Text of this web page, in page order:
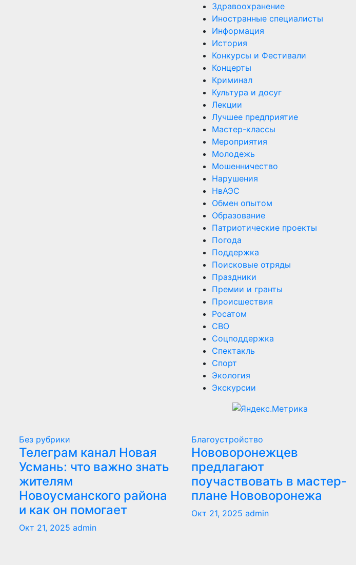
Здравоохранение
Иностранные специалисты
Информация
История
Конкурсы и Фестивали
Концерты
Криминал
Культура и досуг
Лекции
Лучшее предприятие
Мастер-классы
Мероприятия
Молодежь
Мошенничество
Нарушения
НвАЭС
Обмен опытом
Образование
Патриотические проекты
Погода
Поддержка
Поисковые отряды
Праздники
Премии и гранты
Происшествия
Росатом
СВО
Соцподдержка
Спектакль
Спорт
Экология
Экскурсии
Без рубрики
Телеграм канал Новая
Усмань: что важно знать
жителям
Новоусманского района
и как он помогает
Окт 21, 2025 admin
Благоустройство
Нововоронежцев
предлагают
поучаствовать в мастер-
плане Нововоронежа
Окт 21, 2025 admin